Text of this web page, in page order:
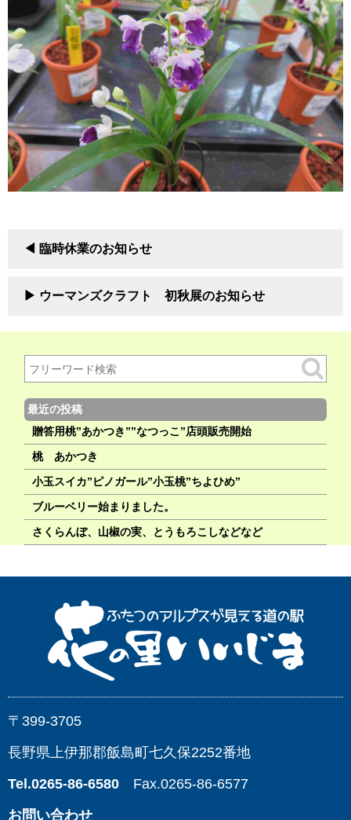
臨時休業のお知らせ
ウーマンズクラフト 初秋展のお知らせ
最近の投稿
贈答用桃”あかつき””なつっこ”店頭販売開始
桃 あかつき
小玉スイカ”ピノガール”小玉桃”ちよひめ”
ブルーベリー始まりました。
さくらんぼ、山椒の実、とうもろこしなどなど
〒399-3705
長野県上伊那郡飯島町七久保2252番地
Tel.0265-86-6580 Fax.0265-86-6577
お問い合わせ